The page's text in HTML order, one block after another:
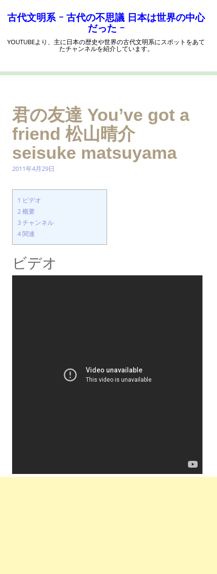
キ
古代文明系 ｰ 古代の不思議 日本は世界の中心
だった ｰ
YOUTUBEより、主に日本の歴史や世界の古代文明系にスポットをあて
たチャンネルを紹介しています。
君の友達 You’ve got a
friend 松山晴介
seisuke matsuyama
2011年4月29日
1 ビデオ
2概要
3チャンネル
4関連
ビデオ